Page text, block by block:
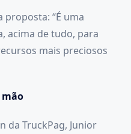
proposta: “É uma
acima de tudo, para
mais preciosos
da TruckPag, Junior